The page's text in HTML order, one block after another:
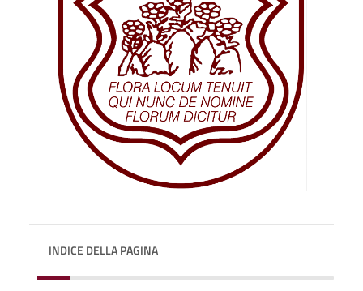
INDICE DELLA PAGINA